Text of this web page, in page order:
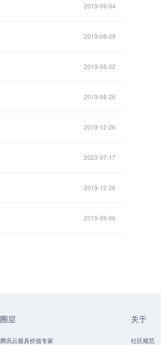
2019-09-04
2019-08-29
2019-08-22
2019-08-26
2019-12-26
2023-07-17
2019-12-26
2019-09-06
圈层
腾讯云最具价值专家
关于
社区规范